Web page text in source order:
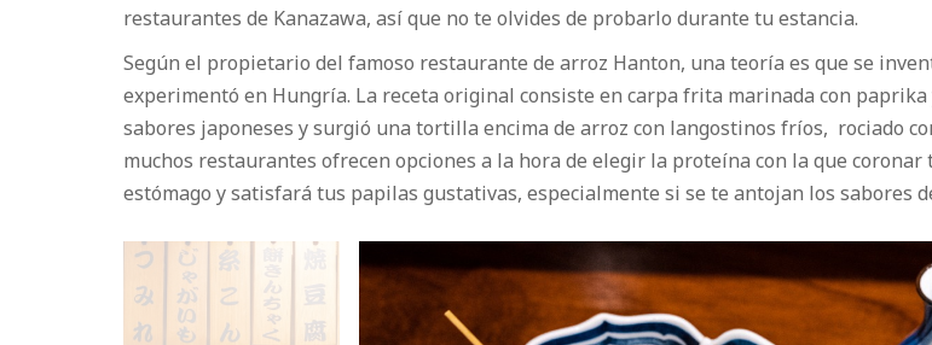
restaurantes de Kanazawa, así que no te olvides de probarlo durante tu estancia.
Según el propietario del famoso restaurante de arroz Hanton, una teoría es que se
experimentó en Hungría. La receta original consiste en carpa frita marinada con
sabores japoneses y surgió una tortilla encima de arroz con langostinos fríos, rociado
muchos restaurantes ofrecen opciones a la hora de elegir la proteína con la que
estómago y satisfará tus papilas gustativas, especialmente si se te antojan los sabores